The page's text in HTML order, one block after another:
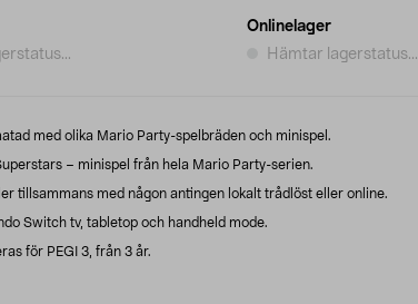
Onlinelager
Hämtar lagerstatus...
med olika Mario Party-spelbräden och minispel.
– minispel från hela Mario Party-serien.
tillsammans med någon antingen lokalt trådlöst eller online.
Switch tv, tabletop och handheld mode.
för PEGI 3, från 3 år.